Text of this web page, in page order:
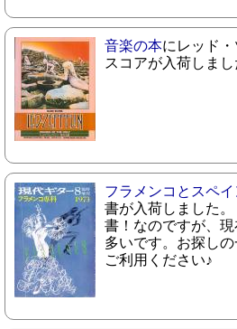
音楽の本にレッド
スコアが入荷しまし
フラメンコとスペ
書が入荷しました
書！なのですが、
多いです。お探しの
ご利用ください♪